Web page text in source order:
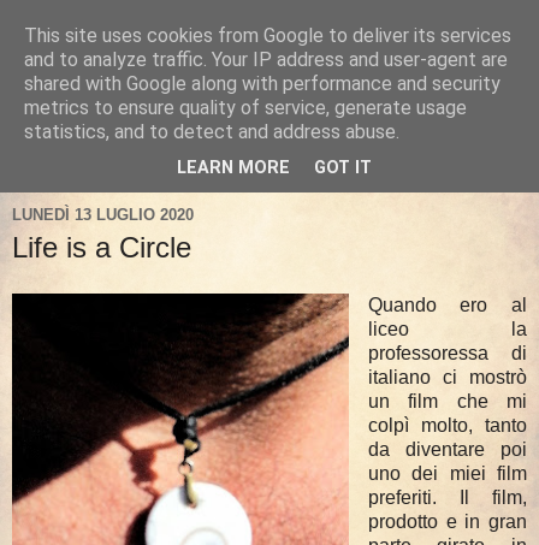
LUNEDÌ 13 LUGLIO 2020
Life is a Circle
Quando ero al
liceo la
professoressa di
italiano ci mostrò
un film che mi
colpì molto, tanto
da diventare poi
uno dei miei film
preferiti. Il film,
prodotto e in gran
This site uses cookies from Google to deliver its services
and to analyze traffic. Your IP address and user-agent are
shared with Google along with performance and security
metrics to ensure quality of service, generate usage
statistics, and to detect and address abuse.
LEARN MORE GOT IT